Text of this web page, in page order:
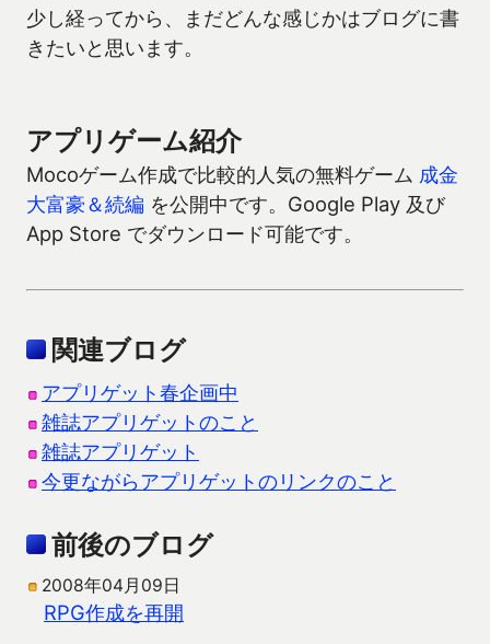
少し経ってから、まだどんな感じかはブログに書
きたいと思います。
アプリゲーム紹介
Mocoゲーム作成で比較的人気の無料ゲーム 成金
大富豪＆続編 を公開中です。Google Play 及び
App Store でダウンロード可能です。
関連ブログ
アプリゲット春企画中
雑誌アプリゲットのこと
雑誌アプリゲット
今更ながらアプリゲットのリンクのこと
前後のブログ
2008年04月09日
RPG作成を再開